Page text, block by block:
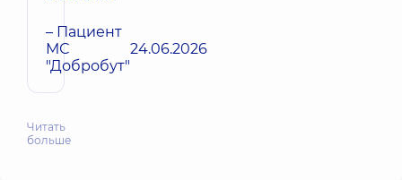
– Пациент
МС
"Добробут"
24.06.2026
Читать
больше